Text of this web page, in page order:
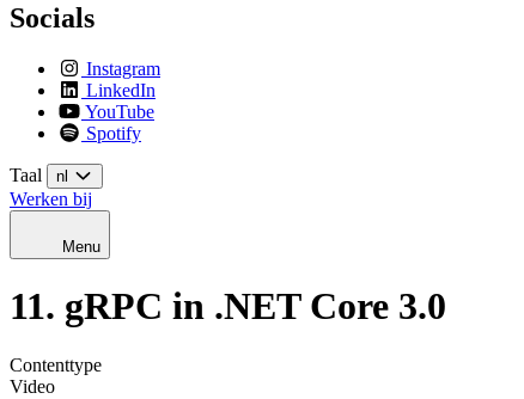
Socials
Instagram
LinkedIn
YouTube
Spotify
Taal nl
Werken bij
Menu
11. gRPC in .NET Core 3.0
Contenttype
Video